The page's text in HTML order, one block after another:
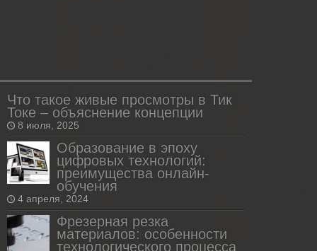
Что такое живые просмотры в Тик
Токе – объяснение концепции
8 июля, 2025
Образование в эпоху
цифровых технологий:
преимущества онлайн-
обучения
4 апреля, 2024
Фрезерная резка
материалов: особенности
технологического процесса